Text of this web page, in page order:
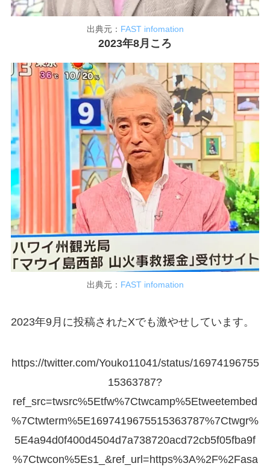
出典元： FAST infomation
2023年8月ころ
出典元： FAST infomation
2023年9月に投稿されたXでも激やせしています。
https://twitter.com/Youko11041/status/16974196755
15363787?
ref_src=twsrc%5Etfw%7Ctwcamp%5Etweetembed
%7Ctwterm%5E1697419675515363787%7Ctwgr%
5E4a94d0f400d4504d7a738720acd72cb5f05fba9f
%7Ctwcon%5Es1_&ref_url=https%3A%2F%2Fasa